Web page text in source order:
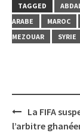
TAGGED
ARABE
MAROC
MEZOUAR
SYRIE
Post
navigation
La FIFA
l’arbitre